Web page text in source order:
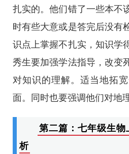
扎实的。他们错了一些本不
时有些大意或是答完后没有
识点上掌握不扎实，知识学
秀生要加强学法指导，改变
对知识的理解。适当地拓
面。同时也要强调他们对地
第二篇：七年级生
析